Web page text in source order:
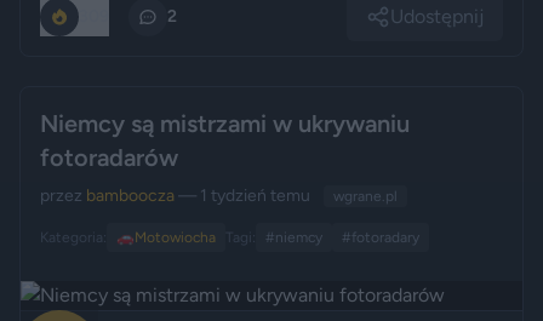
2 Udostępnij
Niemcy są mistrzami w ukrywaniu
fotoradarów
przez bamboocza — 1 tydzień temu wgrane.pl
Kategoria: 🚗Motowiocha Tagi: #niemcy #fotoradary